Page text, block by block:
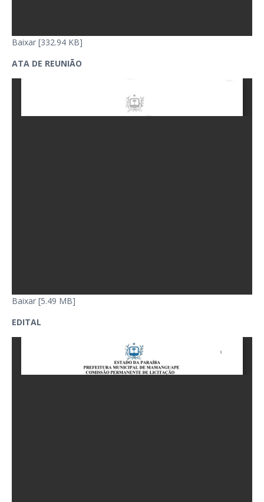
Baixar [332.94 KB]
ATA DE REUNIÃO
Baixar [5.49 MB]
EDITAL